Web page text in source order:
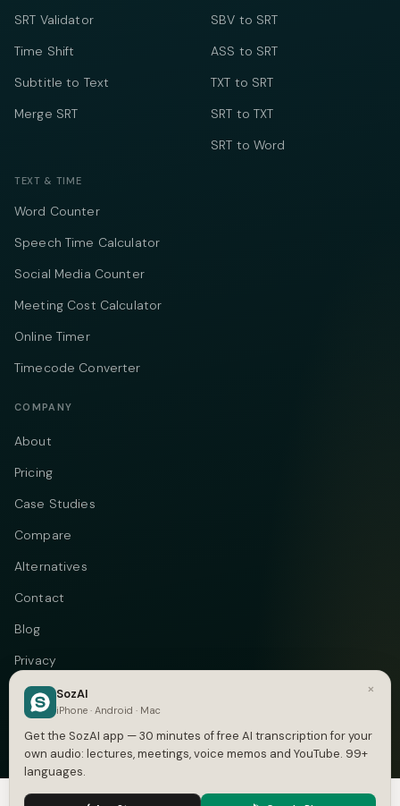
SRT Validator
Time Shift
Subtitle to Text
Merge SRT
SBV to SRT
ASS to SRT
TXT to SRT
SRT to TXT
SRT to Word
TEXT & TIME
Word Counter
Speech Time Calculator
Social Media Counter
Meeting Cost Calculator
Online Timer
Timecode Converter
COMPANY
About
Pricing
Case Studies
Compare
Alternatives
Contact
Blog
Privacy
Terms
DMCA
We use cookies to enhance your experience.
×
SozAI
iPhone · Android · Mac
Get the SozAI app — 30 minutes of free AI transcription for your
own audio: lectures, meetings, voice memos and YouTube. 99+
languages.